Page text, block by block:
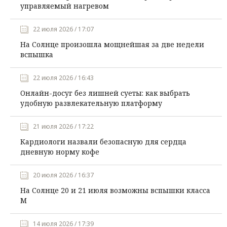
управляемый нагревом
22 июля 2026 / 17:07
На Солнце произошла мощнейшая за две недели
вспышка
22 июля 2026 / 16:43
Онлайн-досуг без лишней суеты: как выбрать
удобную развлекательную платформу
21 июля 2026 / 17:22
Кардиологи назвали безопасную для сердца
дневную норму кофе
20 июля 2026 / 16:37
На Солнце 20 и 21 июля возможны вспышки класса
М
14 июля 2026 / 17:39